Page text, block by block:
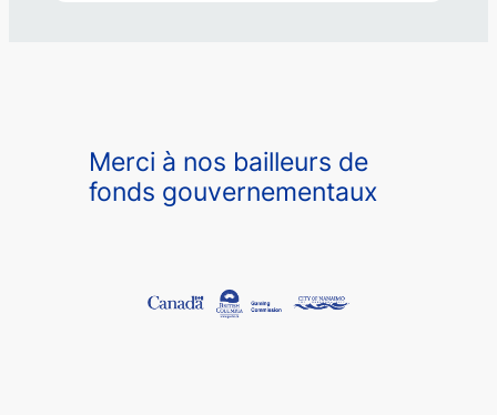
Merci à nos bailleurs de
fonds gouvernementaux